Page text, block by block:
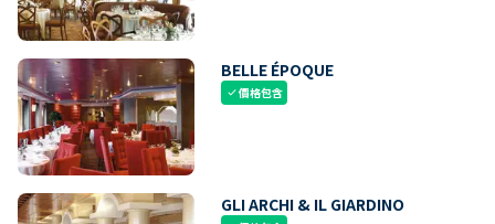
BELLE ÉPOQUE
check價格包含
GLI ARCHI & IL GIARDINO